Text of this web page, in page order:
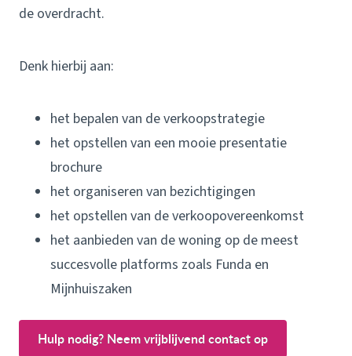
de overdracht.
Denk hierbij aan:
het bepalen van de verkoopstrategie
het opstellen van een mooie presentatie
brochure
het organiseren van bezichtigingen
het opstellen van de verkoopovereenkomst
het aanbieden van de woning op de meest
succesvolle platforms zoals Funda en
Mijnhuiszaken
Hulp nodig? Neem vrijblijvend contact op